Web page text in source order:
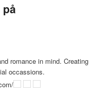
romance in mind. Creating
occassions.